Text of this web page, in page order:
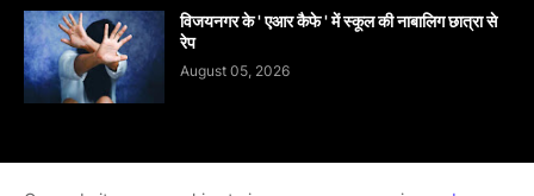
विजयनगर के ' एआर कैफे ' में स्कूल की नाबालिग छात्रा से
रेप
August 05, 2026